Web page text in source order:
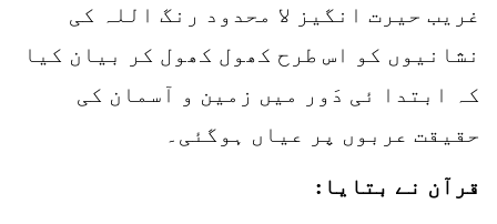
غریب حیرت انگیز لا محدود رنگ اللہ کی
نشانیوں کو اس طرح کھول کھول کر بیان کیا
کہ ابتدا ئی دَور میں زمین و آسمان کی
حقیقت عربوں پر عیاں ہوگئی۔
قرآن نے بتایا: